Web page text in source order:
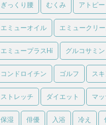
ぎっくり腰 むくみ アトピー
エミューオイル エミュークリ
エミュープラスHi グルコサミン
コンドロイチン ゴルフ ス
ストレッチ ダイエット マ
保湿 俳優 入浴 冷え